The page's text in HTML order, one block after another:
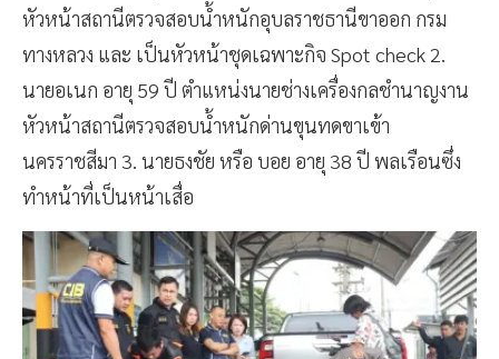
หัวหน้าสถานีตรวจสอบน้ำหนักอุบลราชธานีขาออก กรม
ทางหลวง และ เป็นหัวหน้าชุดเฉพาะกิจ Spot check 2.
นายอเนก อายุ 59 ปี ตำแหน่งนายช่างเครื่องกลชำนาญงาน
หัวหน้าสถานีตรวจสอบน้ำหนักด่านขุนทดขาเข้า
นครราชสีมา 3. นายธงชัย หรือ บอย อายุ 38 ปี พลเรือนซึ่ง
ทำหน้าที่เป็นหน้าเสื่อ